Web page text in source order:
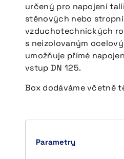
~Kontakty
CS EN
určený pro napojení
stěnových nebo
vzduchotechnických
s neizolovaným
umožňuje přímé
vstup DN 125.
Box dodáváme včetně
Parametry